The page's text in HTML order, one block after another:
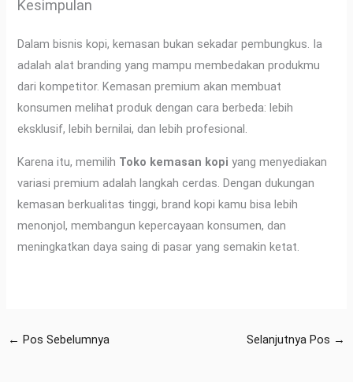
Kesimpulan
Dalam bisnis kopi, kemasan bukan sekadar pembungkus. Ia
adalah alat branding yang mampu membedakan produkmu
dari kompetitor. Kemasan premium akan membuat
konsumen melihat produk dengan cara berbeda: lebih
eksklusif, lebih bernilai, dan lebih profesional.
Karena itu, memilih Toko kemasan kopi yang menyediakan
variasi premium adalah langkah cerdas. Dengan dukungan
kemasan berkualitas tinggi, brand kopi kamu bisa lebih
menonjol, membangun kepercayaan konsumen, dan
meningkatkan daya saing di pasar yang semakin ketat.
← Pos Sebelumnya Selanjutnya Pos →